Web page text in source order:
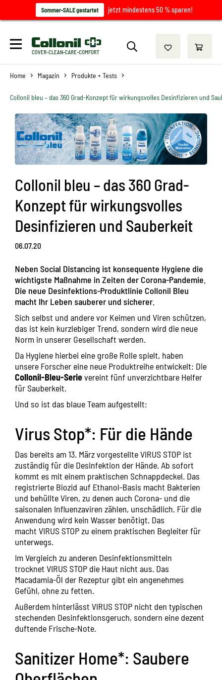
Sommer-SALE gestartet jetzt mindestens 50 % sparen!
COVER-CLEAN-CARE-COMFORT
Home Magazin Produkte + Tests
Collonil bleu – das 360 Grad-Konzept für wirkungsvolles Desinfizieren und
Collonil bleu – das 360 Grad-
Konzept für wirkungsvolles
Desinfizieren und Sauberkeit
06.07.20
Neben Social Distancing ist konsequente Hygiene die
wichtigste Maßnahme in Zeiten der Corona-Pandemie.
Die neue Desinfektions-Produktlinie Collonil Bleu
macht Ihr Leben sauberer und sicherer.
Sich selbst und andere vor Keimen und Viren schützen,
das ist kein kurzlebiger Trend, sondern wird die neue
Norm in unserer Gesellschaft werden.
Da Hygiene hierbei eine große Rolle spielt, haben
unsere Forscher eine neue Produktreihe entwickelt: Die
Collonil-Bleu-Serievereint fünf unverzichtbare Helfer
für Sauberkeit.
Und so ist das blaue Team aufgestellt:
Virus Stop*: Für die Hände
Das bereits am 13. März vorgestellteVIRUS STOP ist
zuständig für die Desinfektion der Hände. Ab sofort
kommt es mit einem praktischen Schnappdeckel. Das
registrierte Biozid auf Ethanol-Basis macht Bakterien
und behüllte Viren, zu denen auch Corona- und die
saisonalen Influenzaviren zählen, unschädlich. Für die
Anwendung wird kein Wasser benötigt. Das
macht VIRUS STOPzu einem praktischen Begleiter für
unterwegs.
Im Vergleich zu anderen Desinfektionsmitteln
trocknet VIRUS STOP die Haut nicht aus. Das
Macadamia-Öl der Rezeptur gibt ein angenehmes
Gefühl, ohne zu fetten.
Außerdem hinterlässt VIRUS STOP nicht den typischen
stechenden Desinfektionsgeruch, sondern eine dezent
duftende Frische-Note.
Sanitizer Home*: Saubere